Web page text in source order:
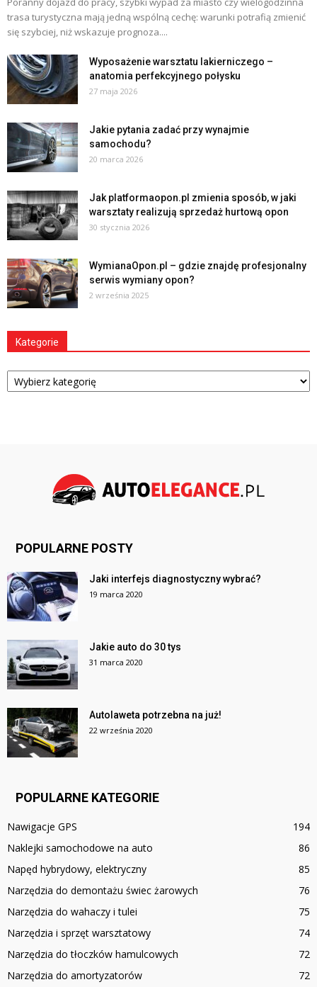
trasa turystyczna mają jedną wspólną cechę: warunki potrafią zmienić
się szybciej, niż wskazuje prognoza....
Wyposażenie warsztatu lakierniczego –
anatomia perfekcyjnego połysku
27 maja 2026
Jakie pytania zadać przy wynajmie
samochodu?
20 marca 2026
Jak platformaopon.pl zmienia sposób, w jaki
warsztaty realizują sprzedaż hurtową opon
30 stycznia 2026
WymianaOpon.pl – gdzie znajdę profesjonalny
serwis wymiany opon?
2 września 2025
Kategorie
Kategorie
POPULARNE POSTY
Jaki interfejs diagnostyczny wybrać?
19 marca 2020
Jakie auto do 30 tys
31 marca 2020
Autolaweta potrzebna na już!
22 września 2020
POPULARNE KATEGORIE
Nawigacje GPS
194
Naklejki samochodowe na auto
86
Napęd hybrydowy, elektryczny
85
Narzędzia do demontażu świec żarowych
76
Narzędzia do wahaczy i tulei
75
Narzędzia i sprzęt warsztatowy
74
Narzędzia do tłoczków hamulcowych
72
Narzędzia do amortyzatorów
72